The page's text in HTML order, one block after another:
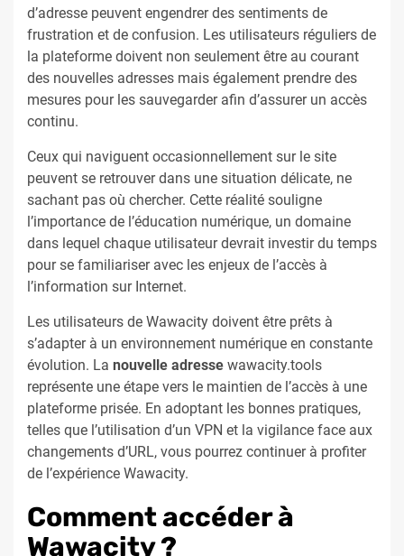
d’adresse peuvent engendrer des sentiments de
frustration et de confusion. Les utilisateurs réguliers de
la plateforme doivent non seulement être au courant
des nouvelles adresses mais également prendre des
mesures pour les sauvegarder afin d’assurer un accès
continu.
Ceux qui naviguent occasionnellement sur le site
peuvent se retrouver dans une situation délicate, ne
sachant pas où chercher. Cette réalité souligne
l’importance de l’éducation numérique, un domaine
dans lequel chaque utilisateur devrait investir du temps
pour se familiariser avec les enjeux de l’accès à
l’information sur Internet.
Les utilisateurs de Wawacity doivent être prêts à
s’adapter à un environnement numérique en constante
évolution. La nouvelle adresse wawacity.tools
représente une étape vers le maintien de l’accès à une
plateforme prisée. En adoptant les bonnes pratiques,
telles que l’utilisation d’un VPN et la vigilance face aux
changements d’URL, vous pourrez continuer à profiter
de l’expérience Wawacity.
Comment accéder à
Wawacity ?